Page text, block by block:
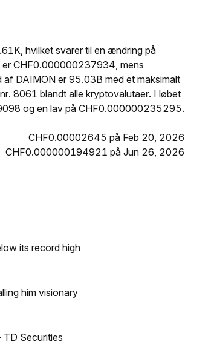
hvilket svarer til en ændring på
CHF0.000000237934, mens
DAIMON er 95.03B med et maksimalt
8061 blandt alle kryptovalutaer. I løbet
og en lav på CHF0.000000235295.
CHF0.00002645 på Feb 20, 2026
CHF0.000000194921 på Jun 26, 2026
its record high
him visionary
TD Securities